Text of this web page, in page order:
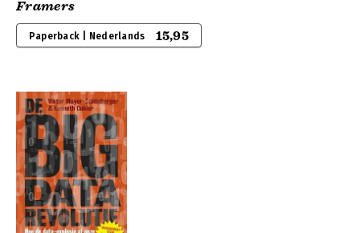
Framers
Paperback | Nederlands 15,95